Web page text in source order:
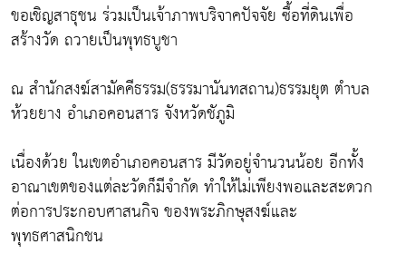
ขอเชิญสาธุชน ร่วมเป็นเจ้าภาพบริจาคปัจจัย ซื้อที่ดินเพื่อ
สร้างวัด ถวายเป็นพุทธบูชา
ณ สำนักสงฆ์สามัคคีธรรม(ธรรมานันทสถาน)ธรรมยุต ตำบล
ห้วยยาง อำเภอคอนสาร จังหวัดชัภูมิ
เนื่องด้วย ในเขตอำเภอคอนสาร มีวัดอยู่จำนวนน้อย อีกทั้ง
อาณาเขตของแต่ละวัดก็มีจำกัด ทำให้ไม่เพียงพอและสะดวก
ต่อการประกอบศาสนกิจ ของพระภิกษุสงฆ์และ
พุทธศาสนิกชน